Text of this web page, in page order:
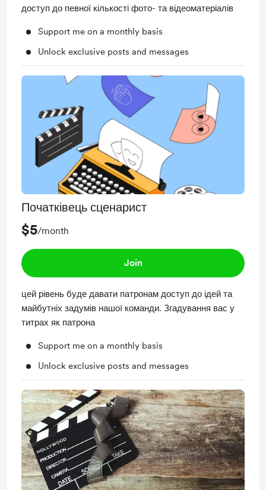
доступ до певної кількості фото- та відеоматеріалів
Support me on a monthly basis
Unlock exclusive posts and messages
Початківець сценарист
$5/month
Join
цей рівень буде давати патронам доступ до ідей та
майбутніх задумів нашої команди. Згадування вас у
титрах як патрона
Support me on a monthly basis
Unlock exclusive posts and messages